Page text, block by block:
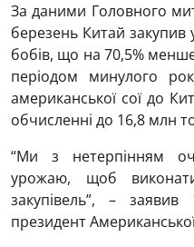
За даними Головного
березень Китай
бобів, що на 70,5%
періодом минулого
американської сої до
обчисленні до 16,8 млн
“Ми з нетерпінням
урожаю, щоб
закупівель”, –
президент Американської